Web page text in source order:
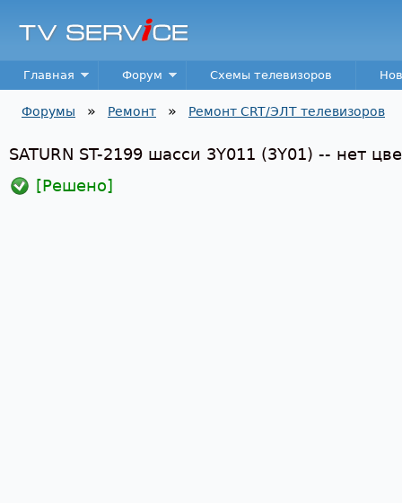
TV
Service
Main menu
Главная Форум Схемы телевизоров
Форумы » Ремонт » Ремонт CRT/ЭЛТ телевизоров
SATURN ST-2199 шасси 3Y011 (3Y01) -- нет
[Решено]